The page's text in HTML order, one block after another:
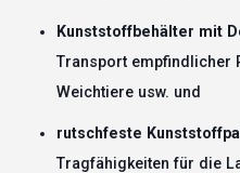
Kunststoffbehälter mit
Transport empfindlicher
Weichtiere usw. und
rutschfeste
Tragfähigkeiten für die